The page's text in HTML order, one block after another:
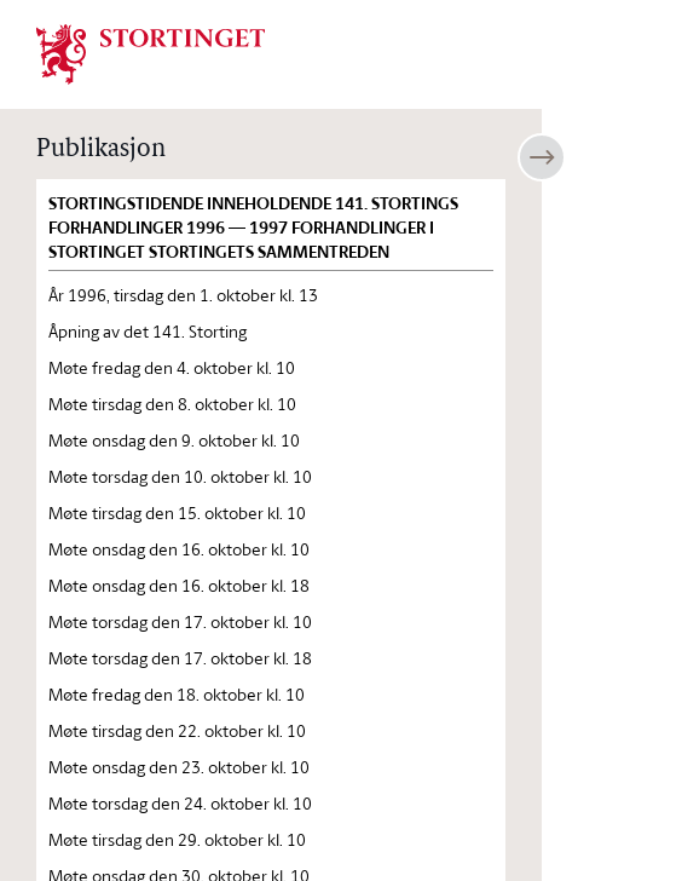
Stortinget.no
Publikasjon
STORTINGSTIDENDE INNEHOLDENDE 141. STORTINGS
FORHANDLINGER 1996 — 1997 FORHANDLINGER I
STORTINGET STORTINGETS SAMMENTREDEN
År 1996, tirsdag den 1. oktober kl. 13
Åpning av det 141. Storting
Møte fredag den 4. oktober kl. 10
Møte tirsdag den 8. oktober kl. 10
Møte onsdag den 9. oktober kl. 10
Møte torsdag den 10. oktober kl. 10
Møte tirsdag den 15. oktober kl. 10
Møte onsdag den 16. oktober kl. 10
Møte onsdag den 16. oktober kl. 18
Møte torsdag den 17. oktober kl. 10
Møte torsdag den 17. oktober kl. 18
Møte fredag den 18. oktober kl. 10
Møte tirsdag den 22. oktober kl. 10
Møte onsdag den 23. oktober kl. 10
Møte torsdag den 24. oktober kl. 10
Møte tirsdag den 29. oktober kl. 10
Møte onsdag den 30. oktober kl. 10